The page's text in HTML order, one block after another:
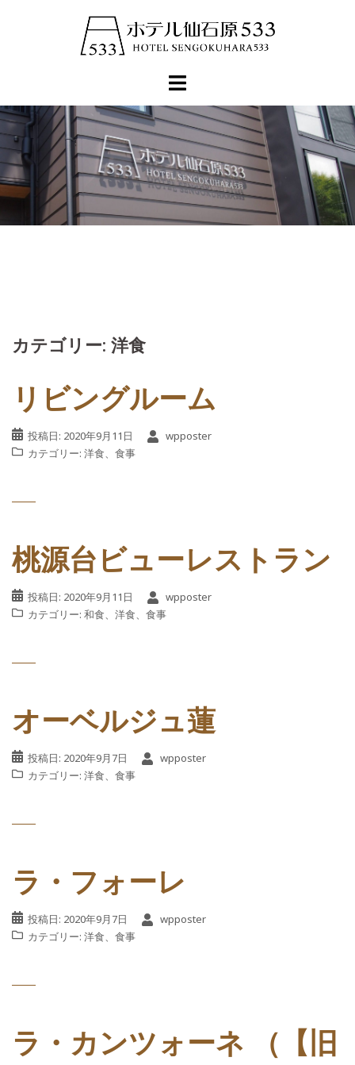
へ
ス
キ
ッ
プ
カテゴリー: 洋食
リビングルーム
投稿日: 2020年9月11日
wpposter
カテゴリー: 洋食 食事
桃源台ビューレストラン
投稿日: 2020年9月11日
wpposter
カテゴリー: 和食 洋食 食事
オーベルジュ蓮
投稿日: 2020年9月7日
wpposter
カテゴリー: 洋食 食事
ラ・フォーレ
投稿日: 2020年9月7日
wpposter
カテゴリー: 洋食 食事
ラ・カンツォーネ （【旧